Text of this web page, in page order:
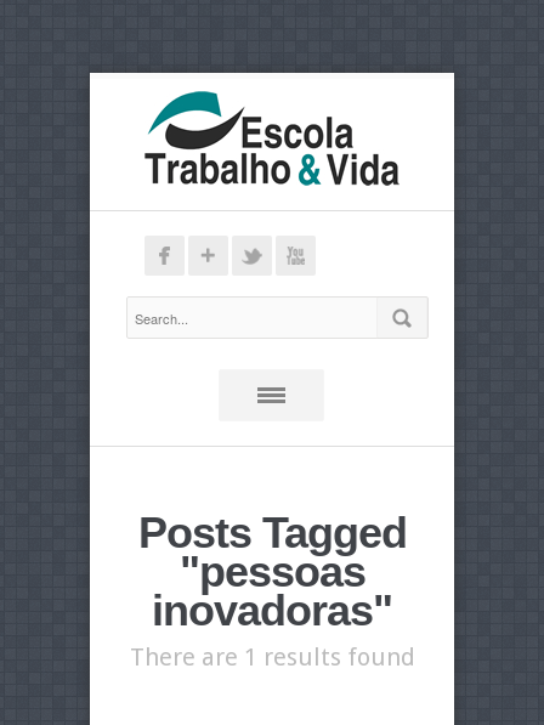
Posts Tagged
"pessoas
inovadoras"
There are 1 results found